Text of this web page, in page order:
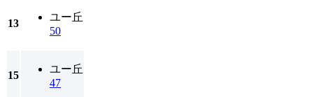
13
ユー丘
50
15
ユー丘
47